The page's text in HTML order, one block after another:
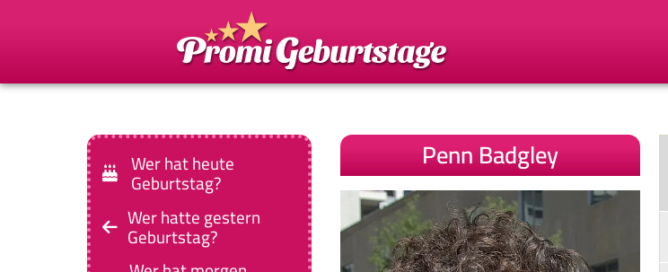
Wer hat heute
Geburtstag?
Wer hatte gestern
Geburtstag?
Penn Badgley